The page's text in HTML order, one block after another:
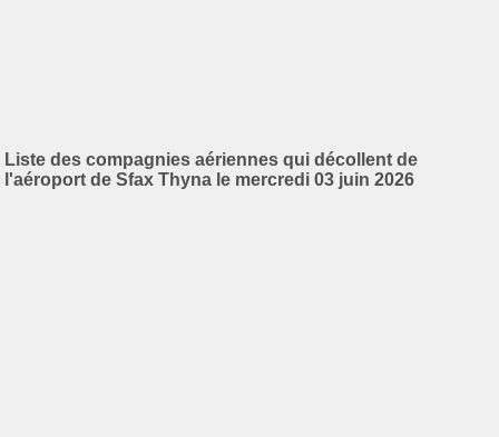
Liste des compagnies aériennes qui décollent de
l'aéroport de Sfax Thyna le mercredi 03 juin 2026